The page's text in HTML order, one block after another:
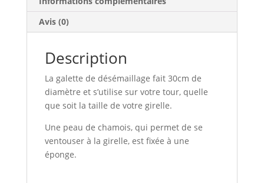
Avis (0)
Description
La galette de désémaillage fait 30cm de
diamètre et s’utilise sur votre tour, quelle
que soit la taille de votre girelle.
Une peau de chamois, qui permet de se
ventouser à la girelle, est fixée à une
éponge.